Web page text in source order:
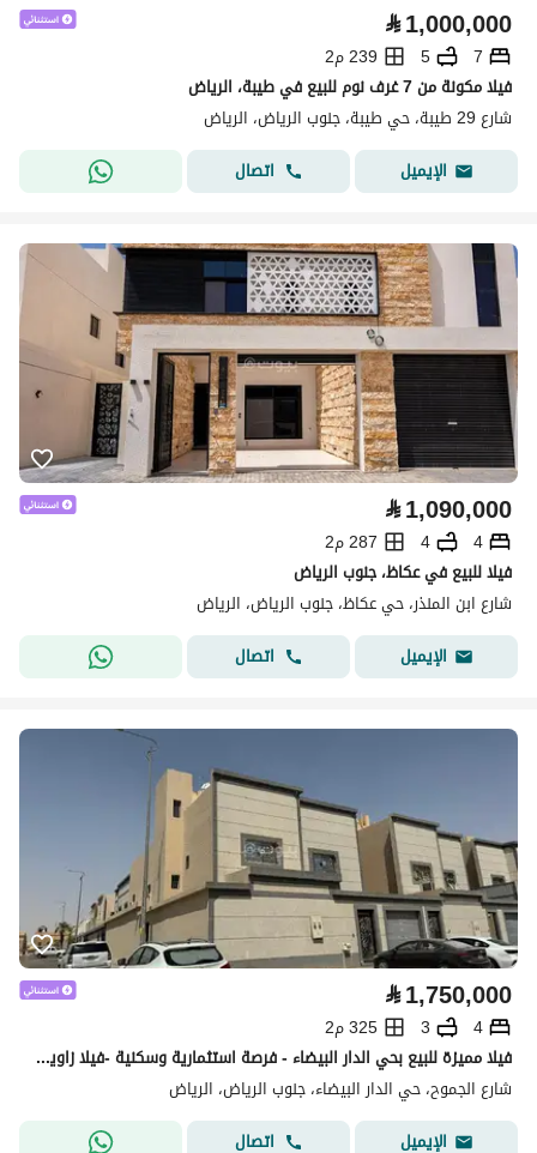
⃁1,000,000
7
5
239 م2
فيلا مكونة من 7 غرف نوم للبيع في طيبة، الرياض
شارع 29 طيبة، حي طيبة، جنوب الرياض، الرياض
الإيميل
اتصال
⃁1,090,000
4
4
287 م2
فيلا للبيع في عكاظ، جنوب الرياض
شارع ابن المنذر، حي عكاظ، جنوب الرياض، الرياض
الإيميل
اتصال
⃁1,750,000
4
3
325 م2
فيلا مميزة للبيع بحي الدار البيضاء - فرصة استثمارية وسكنية -فيلا زاوية للبيع | دوران مستقلان | مساحة 325م | على شارعين
شارع الجموح، حي الدار البيضاء، جنوب الرياض، الرياض
الإيميل
اتصال